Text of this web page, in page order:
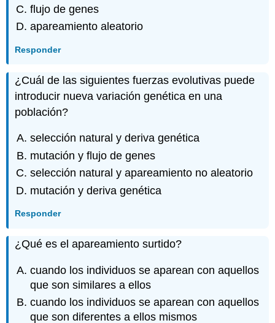
flujo de genes
apareamiento aleatorio
Responder
¿Cuál de las siguientes fuerzas evolutivas puede
introducir nueva variación genética en una
población?
selección natural y deriva genética
mutación y flujo de genes
selección natural y apareamiento no aleatorio
mutación y deriva genética
Responder
¿Qué es el apareamiento surtido?
cuando los individuos se aparean con aquellos
que son similares a ellos
cuando los individuos se aparean con aquellos
que son diferentes a ellos mismos